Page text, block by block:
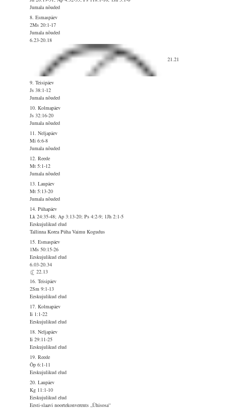
Jumala nõuded
8. Esmaspäev
2Ms 20:1-17
Jumala nõuded
6.23-20.18
21.21
9. Teisipäev
Js 38:1-12
Jumala nõuded
10. Kolmapäev
Js 32:16-20
Jumala nõuded
11. Neljapäev
Mi 6:6-8
Jumala nõuded
12. Reede
Mt 5:1-12
Jumala nõuded
13. Laupäev
Mt 5:13-20
Jumala nõuded
14. Pühapäev
Lk 24:35-48; Ap 3:13-20; Ps 4:2-9; 1Jh 2:1-5
Eeskujulikud elud
Tallinna Korea Püha Vaimu Kogudus
15. Esmaspäev
1Ms 50:15-26
Eeskujulikud elud
6.03-20.34
22.13
16. Teisipäev
2Sm 9:1-13
Eeskujulikud elud
17. Kolmapäev
Ii 1:1-22
Eeskujulikud elud
18. Neljapäev
Ii 29:11-25
Eeskujulikud elud
19. Reede
Õp 6:1-11
Eeskujulikud elud
20. Laupäev
Kg 11:1-10
Eeskujulikud elud
Eesti-slaavi noortekonverents „Ühisosa“